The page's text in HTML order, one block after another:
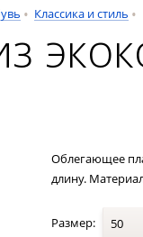
Классика и стиль
Облегающее
длину.
Размер: 50